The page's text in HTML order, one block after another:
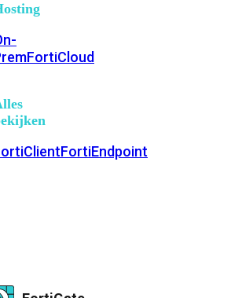
FortiCloud
FortiEndpoint